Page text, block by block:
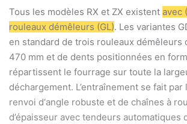
Tous les modèles RX et ZX existent avec
rouleaux démêleurs (GL). Les variantes
en standard de trois rouleaux démêleurs
470 mm et de dents positionnées en
répartissent le fourrage sur toute la
déchargement. L’entraînement se fait par
renvoi d‘angle robuste et de chaînes à
d’épaisseur avec tendeurs automatiques